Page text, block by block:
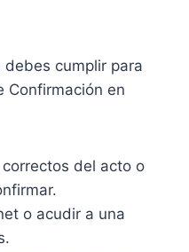
cumplir para
Confirmación en
del acto o
o acudir a una